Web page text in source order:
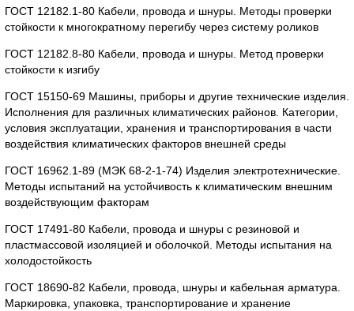
ГОСТ 12182.1-80 Кабели, провода и шнуры. Методы проверки
стойкости к многократному перегибу через систему роликов
ГОСТ 12182.8-80 Кабели, провода и шнуры. Метод проверки
стойкости к изгибу
ГОСТ 15150-69 Машины, приборы и другие технические изделия.
Исполнения для различных климатических районов. Категории,
условия эксплуатации, хранения и транспортирования в части
воздействия климатических факторов внешней среды
ГОСТ 16962.1-89 (МЭК 68-2-1-74) Изделия электротехнические.
Методы испытаний на устойчивость к климатическим внешним
воздействующим факторам
ГОСТ 17491-80 Кабели, провода и шнуры с резиновой и
пластмассовой изоляцией и оболочкой. Методы испытания на
холодостойкость
ГОСТ 18690-82 Кабели, провода, шнуры и кабельная арматура.
Маркировка, упаковка, транспортирование и хранение